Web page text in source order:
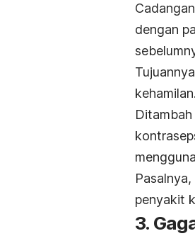
dengan
kehamilan.
penyakit
3.